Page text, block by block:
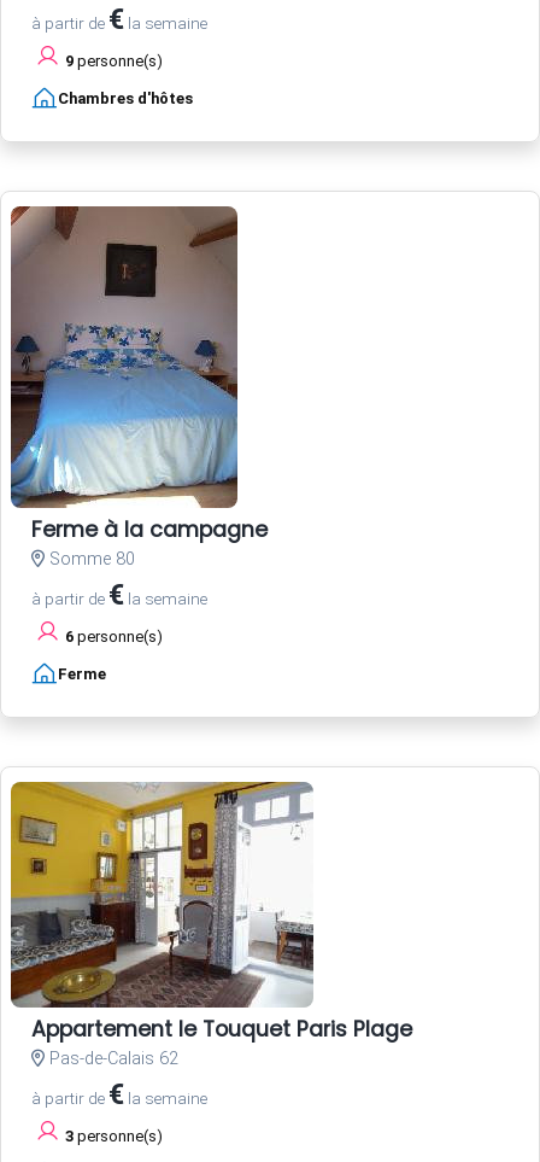
à partir de € la semaine
9 personne(s)
Chambres d'hôtes
Ferme à la campagne
Somme 80
à partir de € la semaine
6 personne(s)
Ferme
Appartement le Touquet Paris Plage
Pas-de-Calais 62
à partir de € la semaine
3 personne(s)